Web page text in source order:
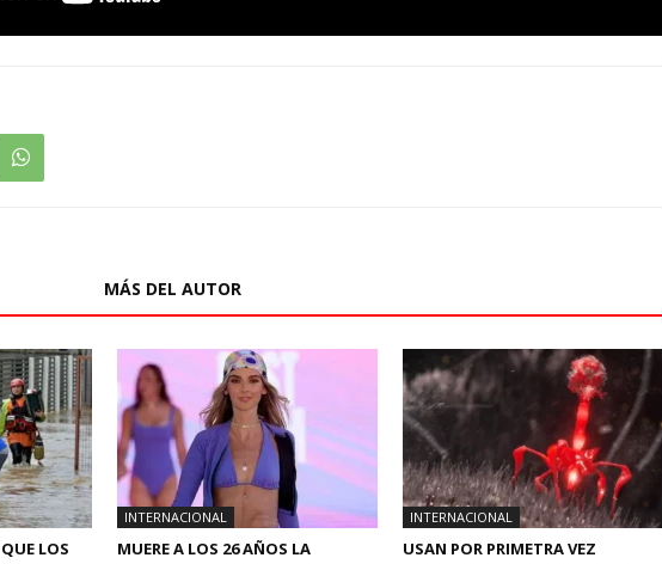
MÁS DEL AUTOR
LOS
INTERNACIONAL
MUERE A LOS 26 AÑOS LA
INTERNACIONAL
USAN POR PRIMETRA VEZ